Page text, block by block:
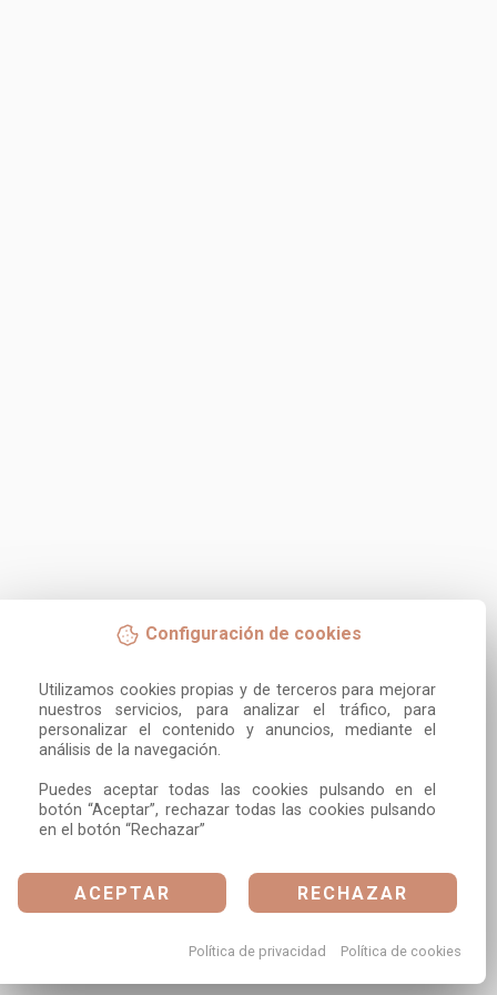
Configuración de cookies
Utilizamos cookies propias y de terceros para mejorar
nuestros servicios, para analizar el tráfico, para
personalizar el contenido y anuncios, mediante el
análisis de la navegación.
Puedes aceptar todas las cookies pulsando en el
botón “Aceptar”, rechazar todas las cookies pulsando
en el botón “Rechazar”
ACEPTAR RECHAZAR
Política de privacidad Política de cookies